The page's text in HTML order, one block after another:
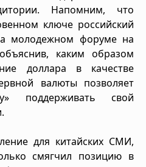
Напомним, что
ключе российский
молодежном форуме на
каким образом
доллара в качестве
валюты позволяет
поддерживать свой
для китайских СМИ,
смягчил позицию в